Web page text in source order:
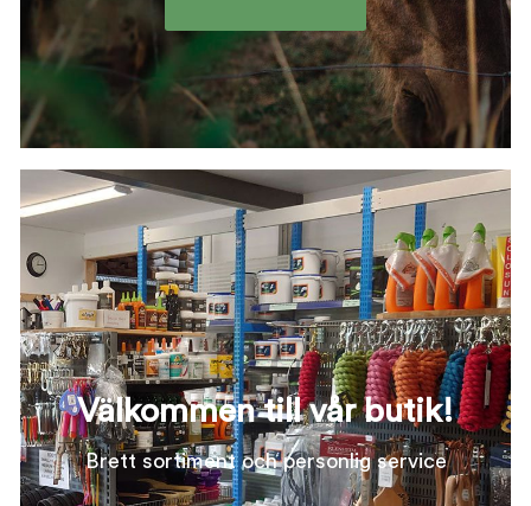
Välkommen till vår butik!
Brett sortiment och personlig service